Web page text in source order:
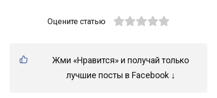
Оцените статью
Жми «Нравится» и получай только
лучшие посты в Facebook ↓